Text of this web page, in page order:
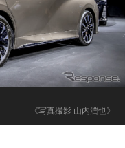
《写真撮影 山内潤也》